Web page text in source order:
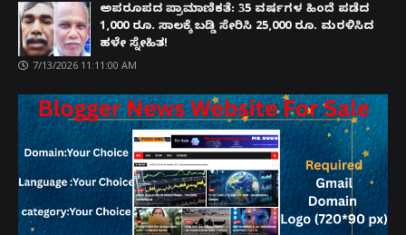
ಅಪರೂಪದ ಪ್ರಾಮಾಣಿಕತೆ: 35 ವರ್ಷಗಳ ಹಿಂದೆ ಪಡೆದ
1,000 ರೂ. ಸಾಲಕ್ಕೆ ಬಡ್ಡಿ ಸೇರಿಸಿ 25,000 ರೂ. ಮರಳಿಸಿದ
ಹಳೇ ಸ್ನೇಹಿತ!
7/13/2026 11:11:00 AM